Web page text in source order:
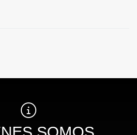
que tiene la función de otorgar
jurídicos, garantizando su